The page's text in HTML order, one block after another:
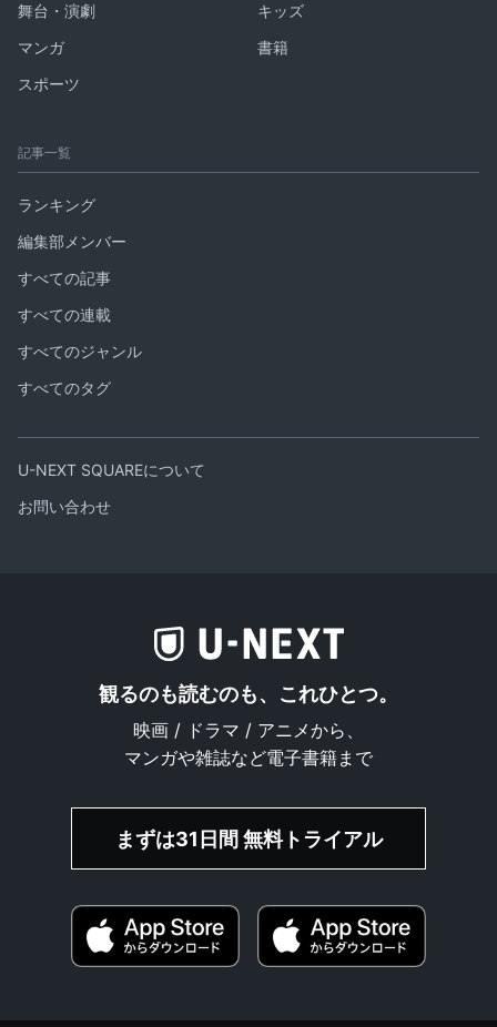
舞台・演劇
キッズ
マンガ
書籍
スポーツ
記事一覧
ランキング
編集部メンバー
すべての記事
すべての連載
すべてのジャンル
すべてのタグ
U-NEXT SQUAREについて
お問い合わせ
観るのも読むのも、これひとつ。
映画 / ドラマ / アニメから、
マンガや雑誌など電子書籍まで
まずは31日間 無料トライアル